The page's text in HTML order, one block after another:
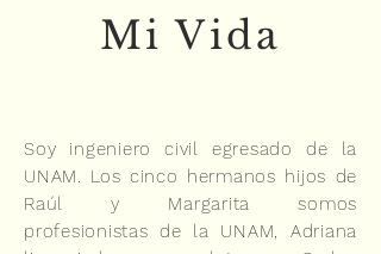
Mi Vida
Soy ingeniero civil egresado de la
UNAM. Los cinco hermanos hijos de
Raúl y Margarita somos
profesionistas de la UNAM, Adriana